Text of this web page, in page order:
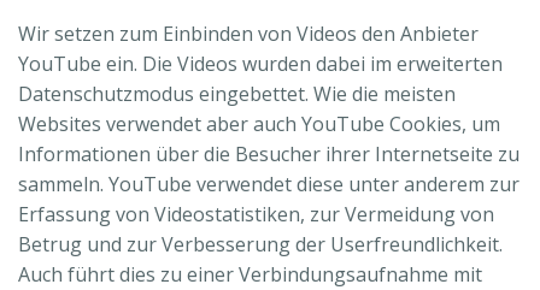
Wir setzen zum Einbinden von Videos den Anbieter
YouTube ein. Die Videos wurden dabei im erweiterten
Datenschutzmodus eingebettet. Wie die meisten
Websites verwendet aber auch YouTube Cookies, um
Informationen über die Besucher ihrer Internetseite zu
sammeln. YouTube verwendet diese unter anderem zur
Erfassung von Videostatistiken, zur Vermeidung von
Betrug und zur Verbesserung der Userfreundlichkeit.
Auch führt dies zu einer Verbindungsaufnahme mit